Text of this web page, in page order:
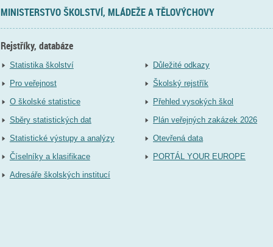
MINISTERSTVO ŠKOLSTVÍ, MLÁDEŽE A TĚLOVÝCHOVY
Rejstříky, databáze
Statistika školství
Pro veřejnost
O školské statistice
Sběry statistických dat
Statistické výstupy a analýzy
Číselníky a klasifikace
Adresáře školských institucí
Důležité odkazy
Školský rejstřík
Přehled vysokých škol
Plán veřejných zakázek 2026
Otevřená data
PORTÁL YOUR EUROPE